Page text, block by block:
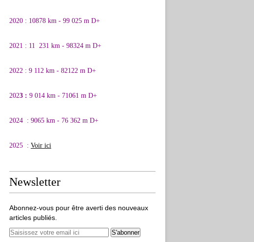
2020 : 10878 km - 99 025 m D+
2021 : 11 231 km - 98324 m D+
2022 : 9 112 km - 82122 m D+
2023 : 9 014 km - 71061 m D+
2024 : 9065 km - 76 362 m D+
2025 : Voir ici
Newsletter
Abonnez-vous pour être averti des nouveaux
articles publiés.